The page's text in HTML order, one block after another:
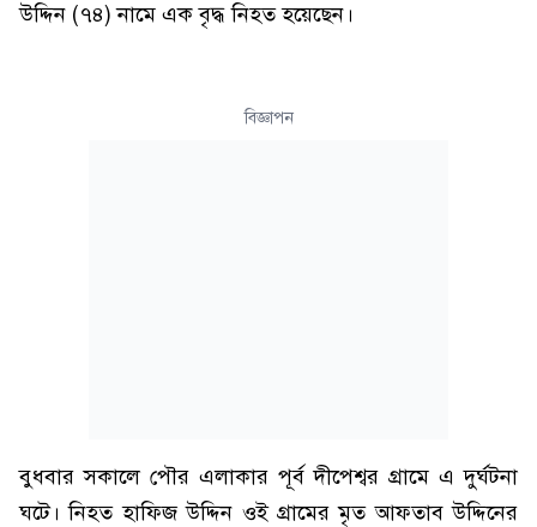
উদ্দিন (৭৪) নামে এক বৃদ্ধ নিহত হয়েছেন।
বিজ্ঞাপন
বুধবার সকালে পৌর এলাকার পূর্ব দীপেশ্বর গ্রামে এ দুর্ঘটনা
ঘটে। নিহত হাফিজ উদ্দিন ওই গ্রামের মৃত আফতাব উদ্দিনের